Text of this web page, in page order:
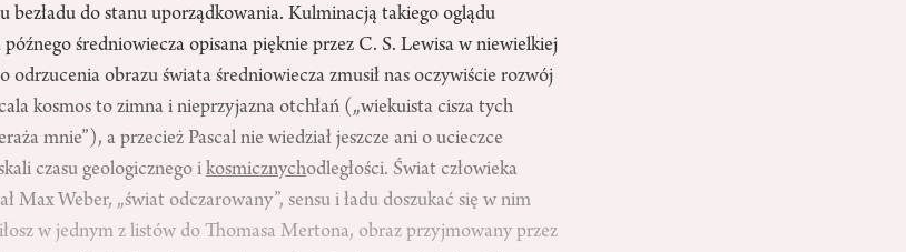
bezładu do stanu uporządkowania. Kulminacją takiego oglądu
średniowiecza opisana pięknie przez C. S. Lewisa w niewielkiej
odrzucenia obrazu świata średniowiecza zmusił nas oczywiście rozwój
kosmos to zimna i nieprzyjazna otchłań („wiekuista cisza tych
mnie”), a przecież Pascal nie wiedział jeszcze ani o ucieczce
czasu geologicznego ikosmicznychodległości. Świat człowieka
Max Weber, „świat odczarowany”, sensu i ładu doszukać się w nim
w jednym z listów do Thomasa Mertona, obraz przyjmowany przez